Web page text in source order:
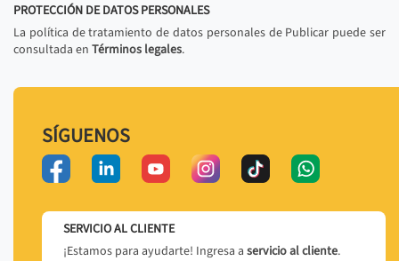
PROTECCIÓN DE DATOS PERSONALES
La política de tratamiento de datos personales de Publicar puede ser
consultada en Términos legales.
SÍGUENOS
SERVICIO AL CLIENTE
¡Estamos para ayudarte! Ingresa a servicio al cliente.